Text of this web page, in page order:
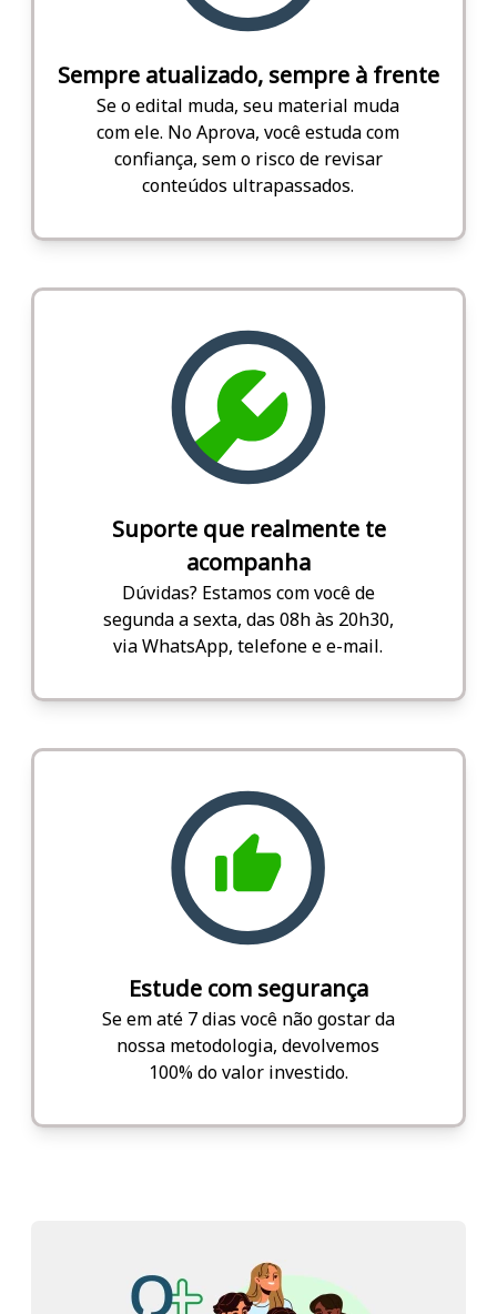
Sempre atualizado, sempre à frente
Se o edital muda, seu material muda
com ele. No Aprova, você estuda com
confiança, sem o risco de revisar
conteúdos ultrapassados.
Suporte que realmente te
acompanha
Dúvidas? Estamos com você de
segunda a sexta, das 08h às 20h30,
via WhatsApp, telefone e e-mail.
Estude com segurança
Se em até 7 dias você não gostar da
nossa metodologia, devolvemos
100% do valor investido.